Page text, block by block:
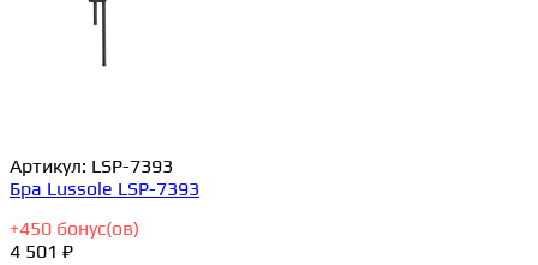
Артикул: LSP-7393
Бра Lussole LSP-7393
+450 бонус(ов)
4 501 ₽